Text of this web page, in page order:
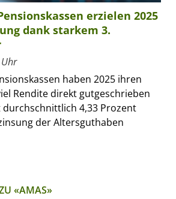
erzielen 2025
dank starkem 3.
haben 2025 ihren
Rendite direkt gutgeschrieben
durchschnittlich 4,33 Prozent
der Altersguthaben
«AMAS»